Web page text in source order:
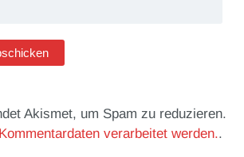
Akismet, um Spam zu reduzieren.
verarbeitet werden..